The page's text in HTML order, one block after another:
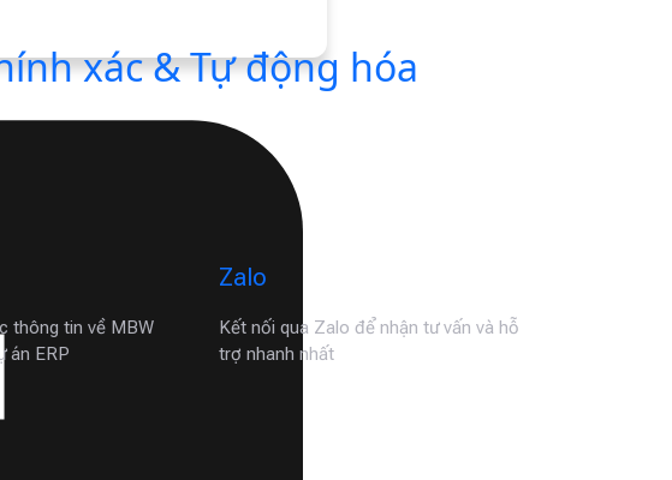
xác & Tự động hóa
thông tin về MBW
án ERP
Zalo
Kết nối qua Zalo để nhận tư vấn và hỗ
trợ nhanh nhất